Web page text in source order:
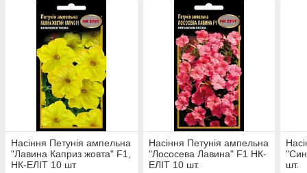
Насіння Петунія ампельна
"Лавина Каприз жовта" F1,
НК-ЕЛІТ 10 шт
Насіння Петунія ампельна
"Лососева Лавина" F1 НК-
ЕЛІТ 10 шт.
шт.